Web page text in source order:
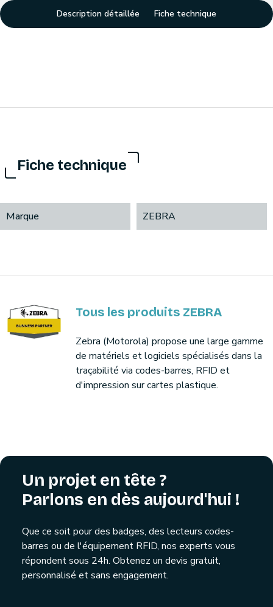
Description détaillée Fiche technique
Fiche technique
Marque ZEBRA
Tous les produits ZEBRA
Zebra (Motorola) propose une large gamme
de matériels et logiciels spécialisés dans la
traçabilité via codes-barres, RFID et
d'impression sur cartes plastique.
Un projet en tête ?
Parlons en dès aujourd'hui !
Que ce soit pour des badges, des lecteurs codes-
barres ou de l'équipement RFID, nos experts vous
répondent sous 24h. Obtenez un devis gratuit,
personnalisé et sans engagement.